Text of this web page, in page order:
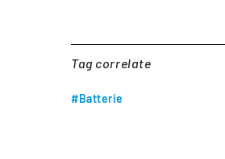
Tag correlate
#Batterie